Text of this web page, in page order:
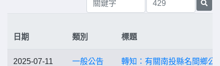
日期 類別 標題
2025-07-11 一般公告
轉知：有關南投縣名間鄉公